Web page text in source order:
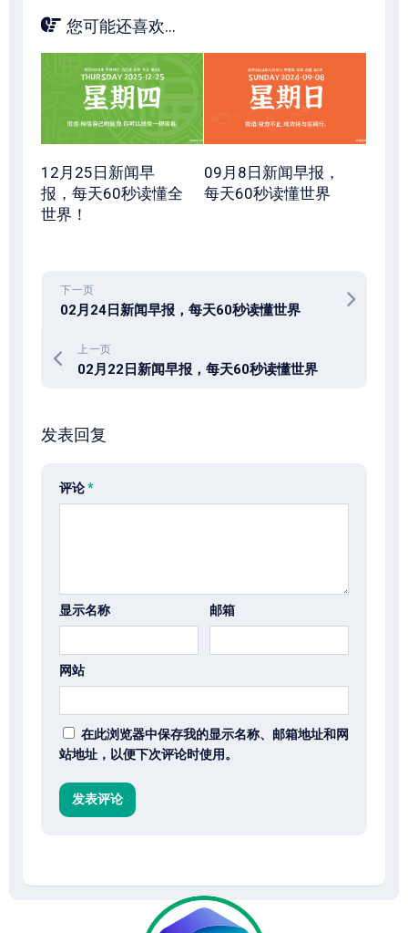
您可能还喜欢...
12月25日新闻早
报，每天60秒读懂全
世界！
09月8日新闻早报，
每天60秒读懂世界
下一页
02月24日新闻早报，每天60秒读懂世界
上一页
02月22日新闻早报，每天60秒读懂世界
发表回复
评论*
显示名称 邮箱
网站
在此浏览器中保存我的显示名称、邮箱地址和网
站地址，以便下次评论时使用。